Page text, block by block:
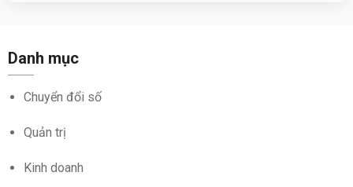
Danh mục
Chuyển đổi số
Quản trị
Kinh doanh